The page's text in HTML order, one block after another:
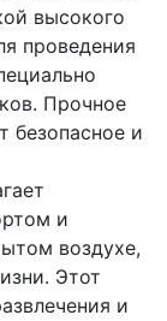
высокого
проведения
Прочное
безопасное и
и
воздухе,
Этот
и